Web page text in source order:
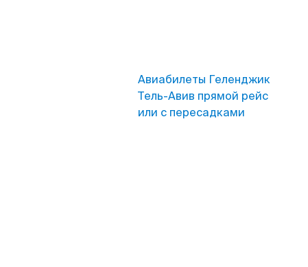
Авиабилеты Геленджик
Тель-Авив прямой рейс
или с пересадками